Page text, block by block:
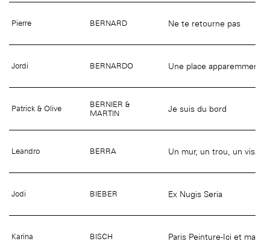
Pierre BERNARD Ne te retourne pas
Jordi BERNARDO Une place apparemment
Patrick & Olive
BERNIER &
MARTIN
Je suis du bord
Leandro BERRA Un mur, un trou, un visage
Jodi BIEBER Ex Nugis Seria
Karina BISCH Paris Peinture-Ici et